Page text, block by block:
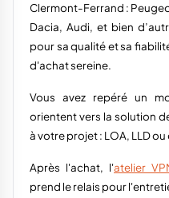
Clermont-Ferrand :
Dacia, Audi, et bien
pour sa qualité et sa
d'achat sereine.
Vous avez repéré un
orientent vers la solution
à votre projet : LOA, LLD
Après l'achat, l'atelier
prend le relais pour